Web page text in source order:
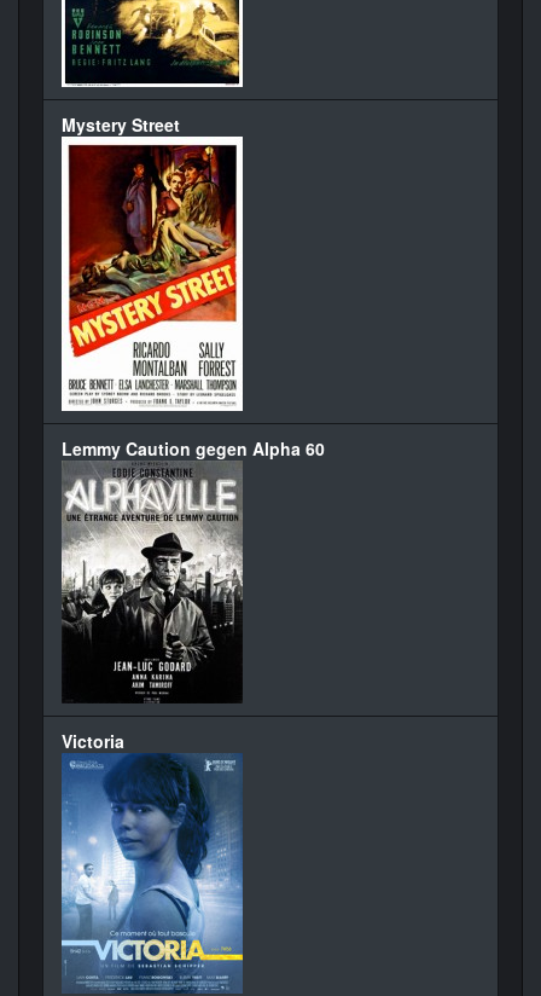
Mystery Street
Lemmy Caution gegen Alpha 60
Victoria